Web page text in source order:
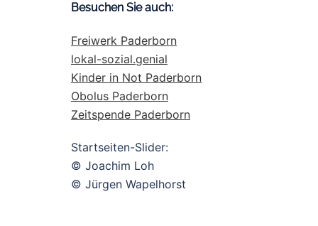
Besuchen Sie auch:
Freiwerk Paderborn
lokal-sozial.genial
Kinder in Not Paderborn
Obolus Paderborn
Zeitspende Paderborn
Startseiten-Slider:
© Joachim Loh
© Jürgen Wapelhorst